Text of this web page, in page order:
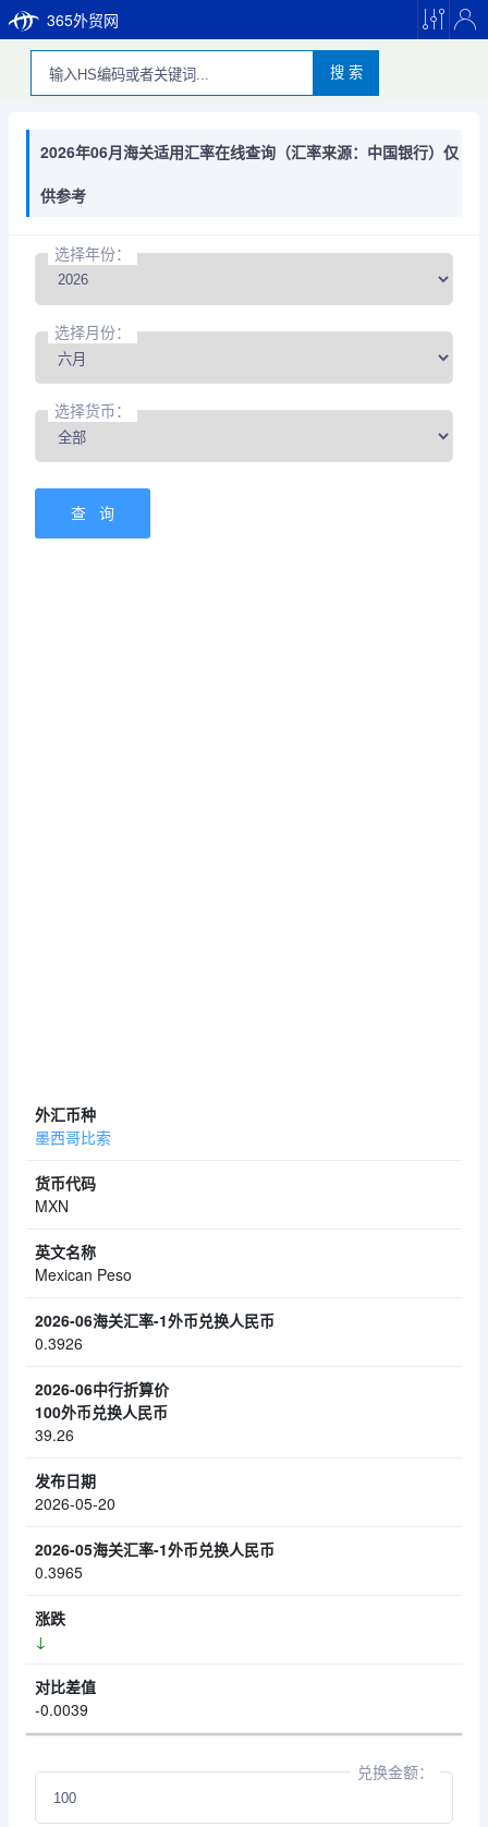
365外贸网
搜 索
2026年06月海关适用汇率在线查询（汇率来源：中国银行）仅
供参考
选择年份：
选择月份：
选择货币：
墨西哥比索
MXN
Mexican Peso
0.3926
39.26
2026-05-20
0.3965
↓
-0.0039
兑换金额：